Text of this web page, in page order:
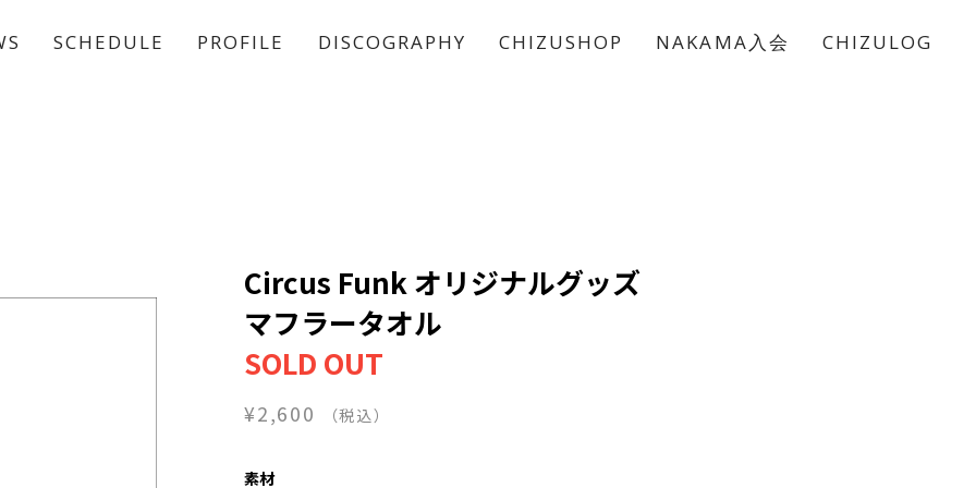
SCHEDULE PROFILE DISCOGRAPHY CHIZUSHOP NAKAMA入会 CHIZULOG
Circus Funk オリジナルグッズ
マフラータオル
¥2,600 （税込）
素材